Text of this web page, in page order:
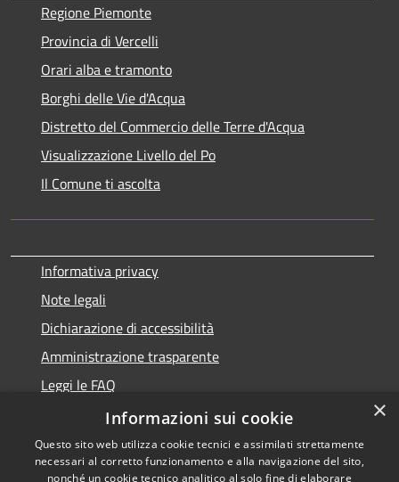
Regione Piemonte
Provincia di Vercelli
Orari alba e tramonto
Borghi delle Vie d'Acqua
Distretto del Commercio delle Terre d'Acqua
Visualizzazione Livello del Po
Il Comune ti ascolta
Informativa privacy
Note legali
Dichiarazione di accessibilità
Amministrazione trasparente
Leggi le FAQ
Segnalazione disservizio
Prenotazione appuntamento
Richiesta d'assistenza
×
Informazioni sui cookie
Questo sito web utilizza cookie tecnici e assimilati strettamente
necessari al corretto funzionamento e alla navigazione del sito,
nonché un cookie tecnico analitico al solo fine di elaborare